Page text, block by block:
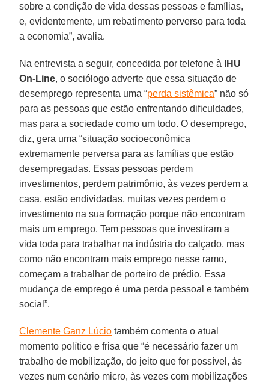
sobre a condição de vida dessas pessoas e famílias,
e, evidentemente, um rebatimento perverso para toda
a economia”, avalia.
Na entrevista a seguir, concedida por telefone à
IHU
On-Line, o sociólogo adverte que essa situação de
desemprego representa uma “perda sistêmica” não só
para as pessoas que estão enfrentando dificuldades,
mas para a sociedade como um todo. O desemprego,
diz, gera uma “situação socioeconômica
extremamente perversa para as famílias que estão
desempregadas. Essas pessoas perdem
investimentos, perdem patrimônio, às vezes perdem a
casa, estão endividadas, muitas vezes perdem o
investimento na sua formação porque não encontram
mais um emprego. Tem pessoas que investiram a
vida toda para trabalhar na indústria do calçado, mas
como não encontram mais emprego nesse ramo,
começam a trabalhar de porteiro de prédio. Essa
mudança de emprego é uma perda pessoal e também
social”.
Clemente Ganz Lúcio também comenta o atual
momento político e frisa que “é necessário fazer um
trabalho de mobilização, do jeito que for possível, às
vezes num cenário micro, às vezes com mobilizações